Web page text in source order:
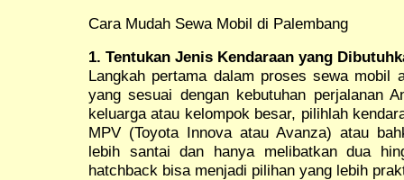
Cara Mudah Sewa Mobil di Palembang
1. Tentukan Jenis Kendaraan yang
Langkah pertama dalam proses sewa mobil
yang sesuai dengan kebutuhan perjalanan
keluarga atau kelompok besar, pilihlah
MPV (Toyota Innova atau Avanza) atau
lebih santai dan hanya melibatkan dua
hatchback bisa menjadi pilihan yang lebih